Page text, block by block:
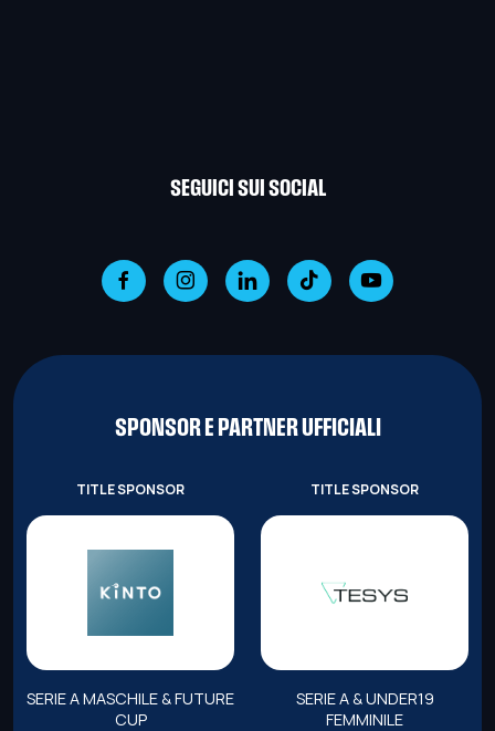
SEGUICI SUI SOCIAL
SPONSOR E PARTNER UFFICIALI
TITLE SPONSOR
SERIE A MASCHILE & FUTURE
CUP
TITLE SPONSOR
SERIE A & UNDER19
FEMMINILE